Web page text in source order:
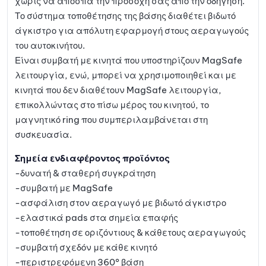
Το σύστημα τοποθέτησης της βάσης διαθέτει βιδωτό
άγκιστρο για απόλυτη εφαρμογή στους αεραγωγούς
του αυτοκινήτου.
Είναι συμβατή με κινητά που υποστηρίζουν MagSafe
λειτουργία, ενώ, μπορεί να χρησιμοποιηθεί και με
κινητά που δεν διαθέτουν MagSafe λειτουργία,
επικολλώντας στο πίσω μέρος του κινητού, το
μαγνητικό ring που συμπεριλαμβάνεται στη
συσκευασία.
Σημεία ενδιαφέροντος προϊόντος
-δυνατή & σταθερή συγκράτηση
-συμβατή με MagSafe
-ασφάλιση στον αεραγωγό με βιδωτό άγκιστρο
-ελαστικά pads στα σημεία επαφής
-τοποθέτηση σε οριζόντιους & κάθετους αεραγωγούς
-συμβατή σχεδόν με κάθε κινητό
-περιστρεφόμενη 360° βάση